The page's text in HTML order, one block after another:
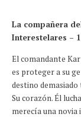
La compañera
Interestelares –
El comandante
es proteger a su
destino
Su corazón. Él
merecía una